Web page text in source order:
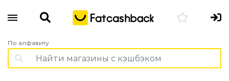
По алфавиту